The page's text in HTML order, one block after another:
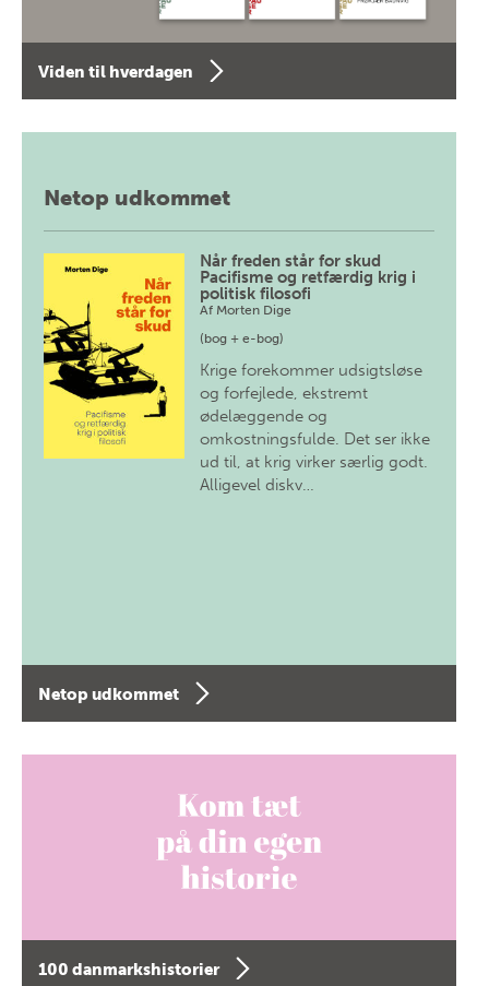
Viden til hverdagen
Netop udkommet
Når freden står for skud
Pacifisme og retfærdig krig i
politisk filosofi
Af Morten Dige
(bog + e-bog)
Krige forekommer udsigtsløse
og forfejlede, ekstremt
ødelæggende og
omkostningsfulde. Det ser ikke
ud til, at krig virker særlig godt.
Alligevel diskv…
Netop udkommet
100 danmarkshistorier